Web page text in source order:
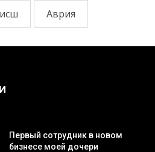
Аврия
Первый сотрудник в новом
бизнесе моей дочери